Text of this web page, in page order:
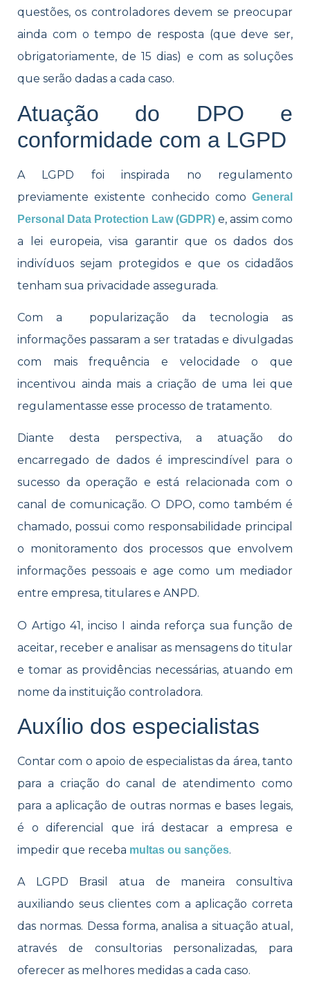
questões, os controladores devem se preocupar
ainda com o tempo de resposta (que deve ser,
obrigatoriamente, de 15 dias) e com as soluções
que serão dadas a cada caso.
Atuação do DPO e
conformidade com a LGPD
A LGPD foi inspirada no regulamento
previamente existente conhecido como General
Personal Data Protection Law (GDPR) e, assim como
a lei europeia, visa garantir que os dados dos
indivíduos sejam protegidos e que os cidadãos
tenham sua privacidade assegurada.
Com a popularização da tecnologia as
informações passaram a ser tratadas e divulgadas
com mais frequência e velocidade o que
incentivou ainda mais a criação de uma lei que
regulamentasse esse processo de tratamento.
Diante desta perspectiva, a atuação do
encarregado de dados é imprescindível para o
sucesso da operação e está relacionada com o
canal de comunicação. O DPO, como também é
chamado, possui como responsabilidade principal
o monitoramento dos processos que envolvem
informações pessoais e age como um mediador
entre empresa, titulares e ANPD.
O Artigo 41, inciso I ainda reforça sua função de
aceitar, receber e analisar as mensagens do titular
e tomar as providências necessárias, atuando em
nome da instituição controladora.
Auxílio dos especialistas
Contar com o apoio de especialistas da área, tanto
para a criação do canal de ate​​ndimento como
para a aplicação de outras normas e bases legais,
é o diferencial que irá destacar a empresa e
impedir que receba multas ou sa​​nções.
A LGPD Brasil atua de maneira consultiva
auxiliando seus clientes com a aplicação correta
das normas. Dessa forma, analisa a situação atual,
através de consultorias personalizadas, para
oferecer as melhores medidas a cada caso.